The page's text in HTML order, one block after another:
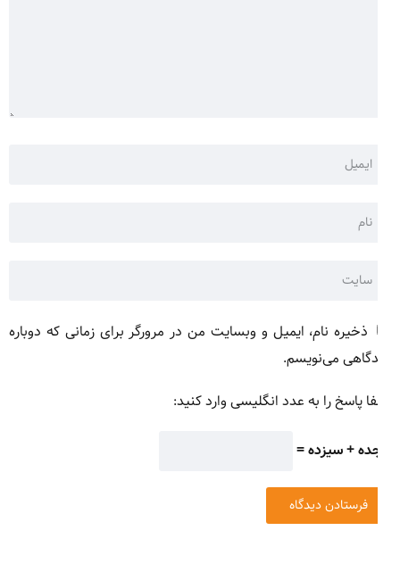
ذخیره نام، ایمیل و وبسایت من در مرورگر برای زمانی که دوباره
می‌نویسم.
پاسخ را به عدد انگلیسی وارد کنید:
+ سیزده =